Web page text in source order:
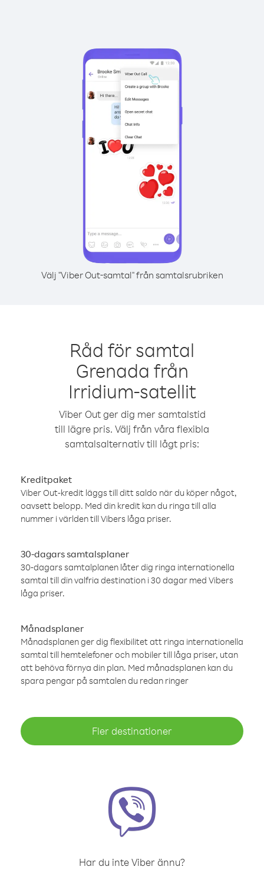
Välj "Viber Out-samtal" från samtalsrubriken
Råd för samtal
Grenada från
Irridium-satellit
Viber Out ger dig mer samtalstid
till lägre pris. Välj från våra flexibla
samtalsalternativ till lågt pris:
Kreditpaket
Viber Out-kredit läggs till ditt saldo när du köper något,
oavsett belopp. Med din kredit kan du ringa till alla
nummer i världen till Vibers låga priser.
30-dagars samtalsplaner
30-dagars samtalplanen låter dig ringa internationella
samtal till din valfria destination i 30 dagar med Vibers
låga priser.
Månadsplaner
Månadsplanen ger dig flexibilitet att ringa internationella
samtal till hemtelefoner och mobiler till låga priser, utan
att behöva förnya din plan. Med månadsplanen kan du
spara pengar på samtalen du redan ringer
Fler destinationer
Har du inte Viber ännu?